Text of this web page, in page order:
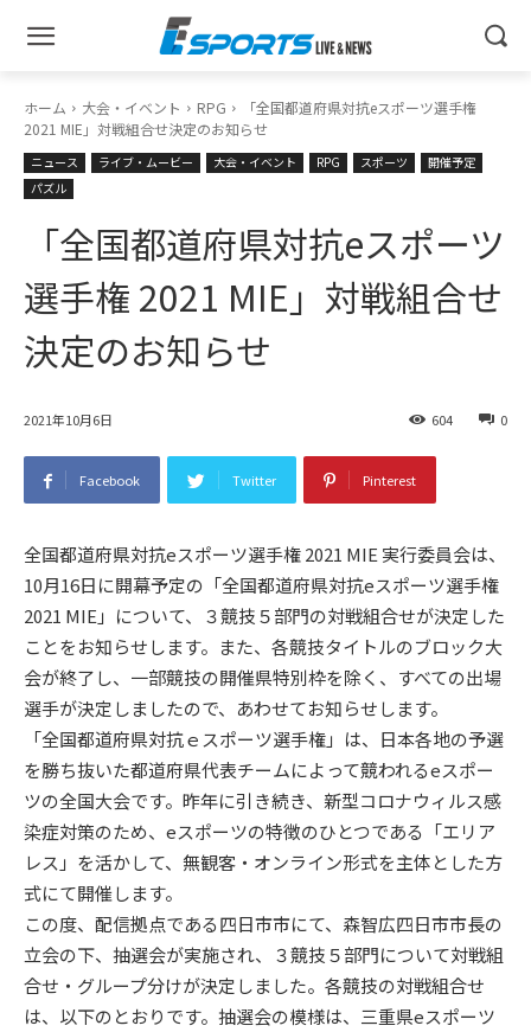
ホーム 大会・イベント RPG
「全国都道府県対抗eスポーツ選手権
2021 MIE」対戦組合せ決定のお知らせ
ニュース ライブ・ムービー 大会・イベント RPG スポーツ
開催予定
パズル
「全国都道府県対抗eスポーツ
選手権 2021 MIE」対戦組合せ
決定のお知らせ
2021年10月6日 0
604
Facebook Twitter Pinterest
全国都道府県対抗eスポーツ選手権 2021 MIE 実行委員会は、
10月16日に開幕予定の「全国都道府県対抗eスポーツ選手権
2021 MIE」について、３競技５部門の対戦組合せが決定した
ことをお知らせします。また、各競技タイトルのブロック大
会が終了し、一部競技の開催県特別枠を除く、すべての出場
選手が決定しましたので、あわせてお知らせします。
「全国都道府県対抗ｅスポーツ選手権」は、日本各地の予選
を勝ち抜いた都道府県代表チームによって競われるeスポー
ツの全国大会です。昨年に引き続き、新型コロナウィルス感
染症対策のため、eスポーツの特徴のひとつである「エリア
レス」を活かして、無観客・オンライン形式を主体とした方
式にて開催します。
この度、配信拠点である四日市市にて、森智広四日市市長の
立会の下、抽選会が実施され、３競技５部門について対戦組
合せ・グループ分けが決定しました。各競技の対戦組合せ
は、以下のとおりです。抽選会の模様は、三重県eスポーツ